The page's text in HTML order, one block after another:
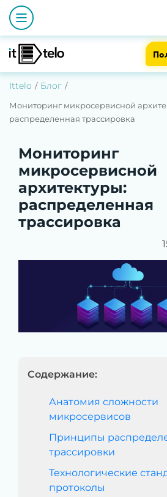
Ittelo Блог
Мониторинг микросервисной
распределенная трассировка
Мониторинг
микросервисной
архитектуры:
распределенная
трассировка
Содержание:
Анатомия сложности
микросервисов
Принципы
трассировки
Технологические
протоколы